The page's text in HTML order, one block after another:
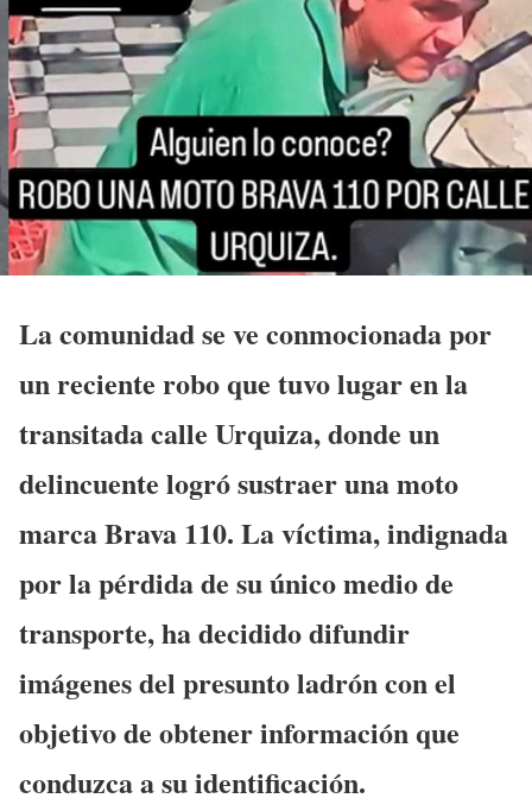
La comunidad se ve conmocionada por
un reciente robo que tuvo lugar en la
transitada calle Urquiza, donde un
delincuente logró sustraer una moto
marca Brava 110. La víctima, indignada
por la pérdida de su único medio de
transporte, ha decidido difundir
imágenes del presunto ladrón con el
objetivo de obtener información que
conduzca a su identificación.